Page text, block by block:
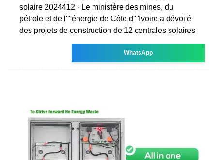
solaire 2024412 · Le ministère des mines, du
pétrole et de l''''énergie de Côte d''''Ivoire a dévoilé
des projets de construction de 12 centrales solaires
WhatsApp